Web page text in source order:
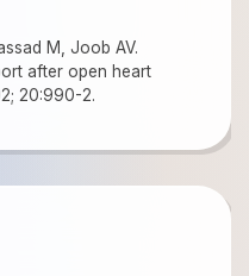
M, Joob AV.
after open heart
20:990-2.